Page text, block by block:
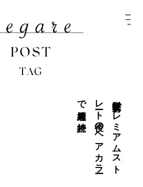
POST
TAG
髪質改善プ
レ
ミ
ア
ム
ス
ト
レ
ート
後の
ヘ
ア
カ
ラ
ー
で
綺麗を
持続